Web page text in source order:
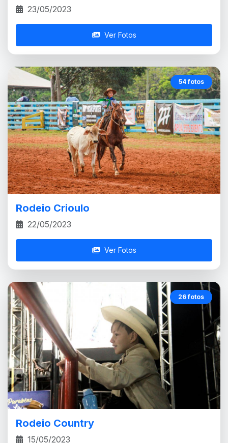
23/05/2023
Ver Fotos
54 fotos
Rodeio Crioulo
22/05/2023
Ver Fotos
26 fotos
Rodeio Country
15/05/2023